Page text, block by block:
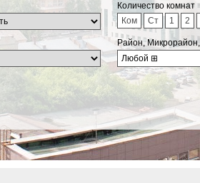
Количество комнат
Ком
Ст 1 2
Район,
Любой ⊞